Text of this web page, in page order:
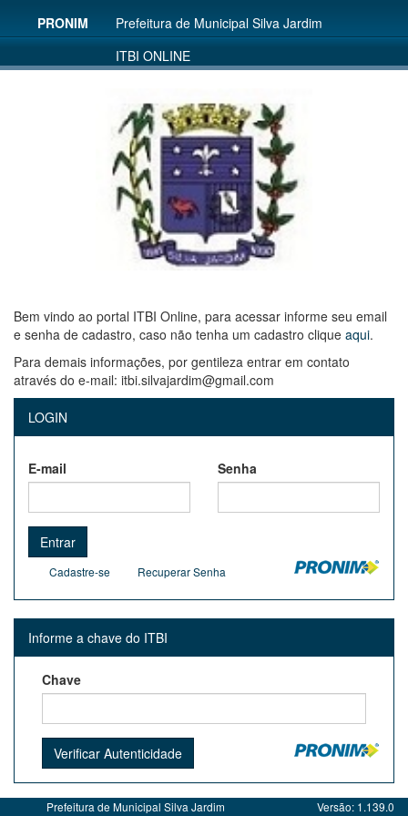
PRONIM
Prefeitura de Municipal Silva Jardim
ITBI ONLINE
Bem vindo ao portal ITBI Online, para acessar informe seu email
e senha de cadastro, caso não tenha um cadastro clique aqui.
Para demais informações, por gentileza entrar em contato
através do e-mail: itbi.silvajardim@gmail.com
LOGIN
E-mail Senha
Entrar
Cadastre-se Recuperar Senha
Informe a chave do ITBI
Chave
Prefeitura de Municipal Silva Jardim Versão: 1.139.0